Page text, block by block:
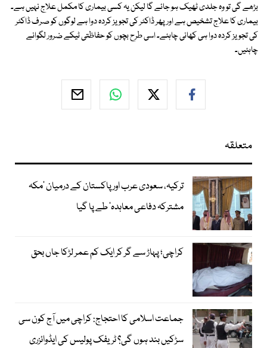
بڑھے گی تو وہ جلدی ٹھیک ہو جائے گا لیکن یہ کسی بیماری کا مکمل علاج نہیں ہے۔
بیماری کا علاج تشخیص ہے اور پھر ڈاکٹر کی تجویز کردہ دوا ہے لوگوں کو صرف ڈاکٹر
کی تجویز کردہ دوا ہی کھانی چاہئے۔ اسی طرح بچوں کو حفاظتی ٹیکے ضرور لگوانے
چاہئیں۔
متعلقہ
ترکیہ، سعودی عرب اور پاکستان کے درمیان ’مکہ
مشترکہ دفاعی معاہدہ‘ طے پا گیا
کراچی؛ پہاڑ سے گر کر ایک کم عمر لڑکا جاں بحق
جماعت اسلامی کا احتجاج: کراچی میں آج کون سی
سڑکیں بند ہوں گی؟ ٹریفک پولیس کی ایڈوائزری